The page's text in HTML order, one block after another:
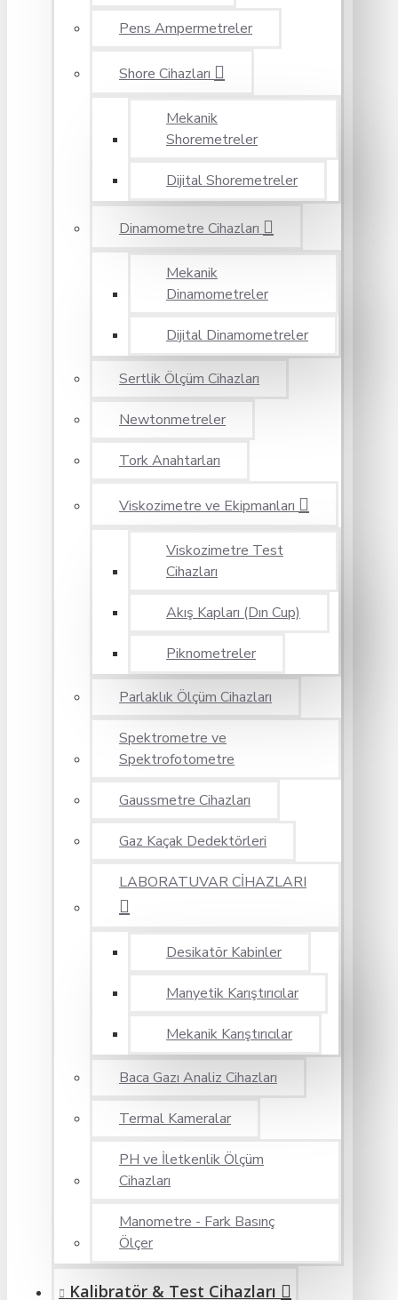
Pens Ampermetreler
Shore Cihazları
Mekanik
Shoremetreler
Dijital Shoremetreler
Dinamometre Cihazları
Mekanik
Dinamometreler
Dijital Dinamometreler
Sertlik Ölçüm Cihazları
Newtonmetreler
Tork Anahtarları
Viskozimetre ve Ekipmanları
Viskozimetre Test
Cihazları
Akış Kapları (Dın Cup)
Piknometreler
Parlaklık Ölçüm Cihazları
Spektrometre ve
Spektrofotometre
Gaussmetre Cihazları
Gaz Kaçak Dedektörleri
LABORATUVAR CİHAZLARI
Desikatör Kabinler
Manyetik Karıştırıcılar
Mekanik Karıştırıcılar
Baca Gazı Analiz Cihazları
Termal Kameralar
PH ve İletkenlik Ölçüm
Cihazları
Manometre - Fark Basınç
Ölçer
Kalibratör & Test Cihazları